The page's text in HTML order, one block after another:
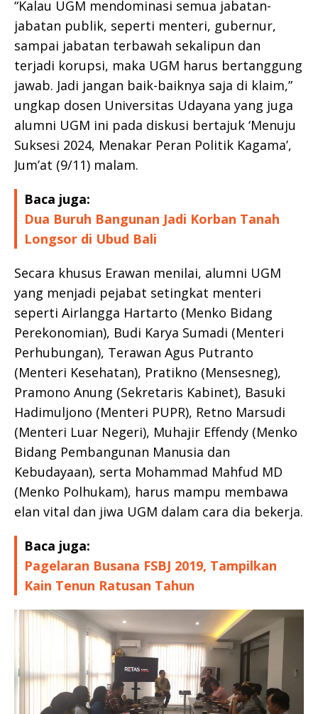
“Kalau UGM mendominasi semua jabatan-
jabatan publik, seperti menteri, gubernur,
sampai jabatan terbawah sekalipun dan
terjadi korupsi, maka UGM harus bertanggung
jawab. Jadi jangan baik-baiknya saja di klaim,”
ungkap dosen Universitas Udayana yang juga
alumni UGM ini pada diskusi bertajuk ‘Menuju
Suksesi 2024, Menakar Peran Politik Kagama’,
Jum’at (9/11) malam.
Baca juga:
Dua Buruh Bangunan Jadi Korban Tanah
Longsor di Ubud Bali
Secara khusus Erawan menilai, alumni UGM
yang menjadi pejabat setingkat menteri
seperti Airlangga Hartarto (Menko Bidang
Perekonomian), Budi Karya Sumadi (Menteri
Perhubungan), Terawan Agus Putranto
(Menteri Kesehatan), Pratikno (Mensesneg),
Pramono Anung (Sekretaris Kabinet), Basuki
Hadimuljono (Menteri PUPR), Retno Marsudi
(Menteri Luar Negeri), Muhajir Effendy (Menko
Bidang Pembangunan Manusia dan
Kebudayaan), serta Mohammad Mahfud MD
(Menko Polhukam), harus mampu membawa
elan vital dan jiwa UGM dalam cara dia bekerja.
Baca juga:
Pagelaran Busana FSBJ 2019, Tampilkan
Kain Tenun Ratusan Tahun